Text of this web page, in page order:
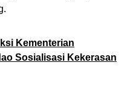
Kementerian
Sosialisasi Kekerasan